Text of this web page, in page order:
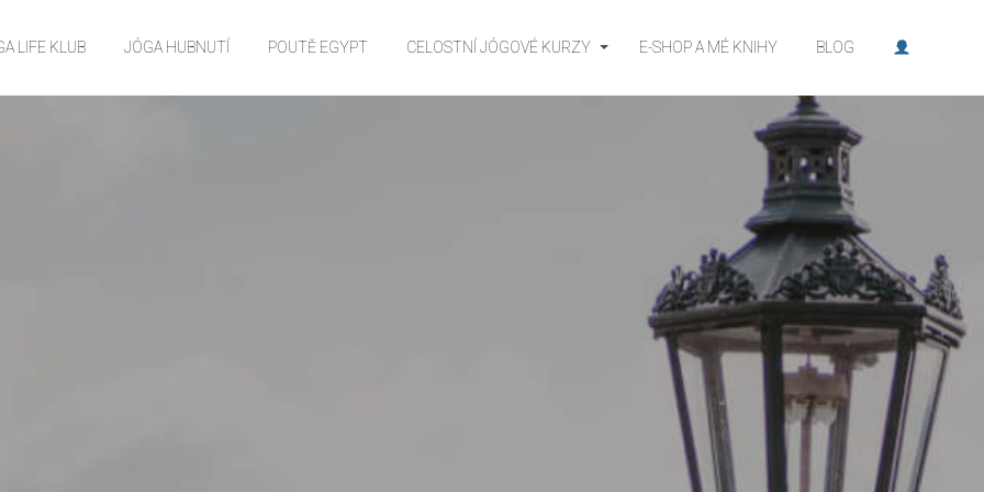
LIFE KLUB JÓGA HUBNUTÍ POUTĚ EGYPT CELOSTNÍ JÓGOVÉ KURZY E-SHOP A MÉ KNIHY BLOG